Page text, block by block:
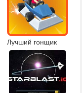
Лучший гонщик